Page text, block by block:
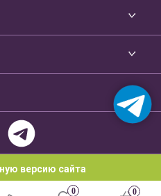
версию сайта
0 0